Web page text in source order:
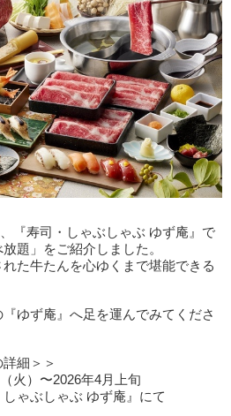
『寿司・しゃぶしゃぶ ゆず庵』で
題」をご紹介しました。
た牛たんを心ゆくまで堪能できる
ゆず庵』へ足を運んでみてくださ
細＞＞
火）〜2026年4月上旬
ゃぶしゃぶ ゆず庵』にて